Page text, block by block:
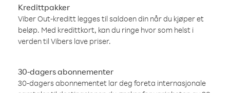
Kredittpakker
Viber Out-kreditt legges til saldoen din når du kjøper et
beløp. Med kredittkort, kan du ringe hvor som helst i
verden til Vibers lave priser.
30-dagers abonnementer
30-dagers abonnementet lar deg foreta internasjonale